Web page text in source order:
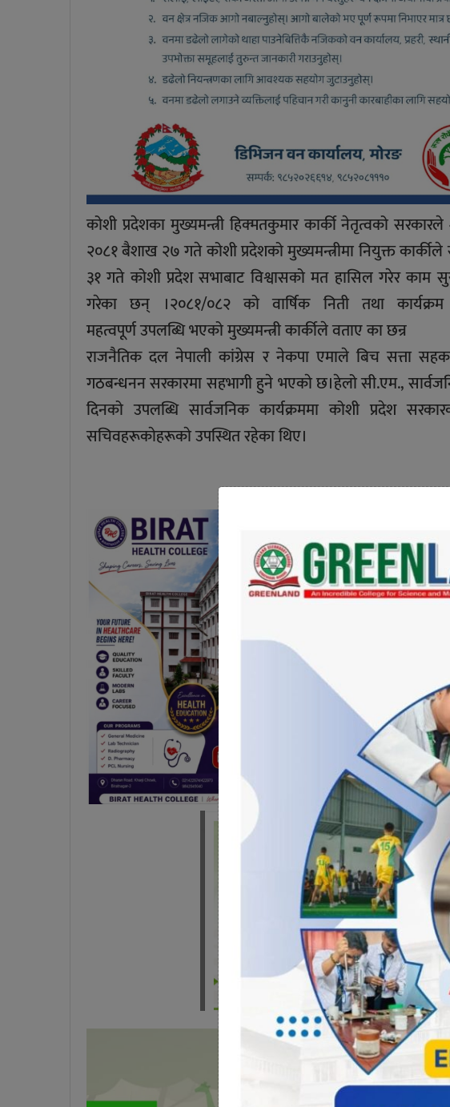
कोशी प्रदेशका मुख्यमन्त्री हिक्मतकुमार कार्की नेतृत्वको
२०८१ बैशाख २७ गते कोशी प्रदेशको मुख्यमन्त्रीमा नियुक्त
३१ गते कोशी प्रदेश सभाबाट विश्वासको मत हासिल गरेर काम
गरेका छन् ।२०८१/०८२ को वार्षिक निती तथा
महत्वपूर्ण उपलब्धि भएको मुख्यमन्त्री कार्कीले वताए का छन्र
राजनैतिक दल नेपाली कांग्रेस र नेकपा एमाले बिच सत्ता
गठबन्धनन सरकारमा सहभागी हुने भएकाे छ।हेलो सी.एम.,
दिनको उपलब्धि सार्वजनिक कार्यक्रममा कोशी प्रदेश
सचिवहरूकाेहरूकाे उपस्थित रहेका थिए।